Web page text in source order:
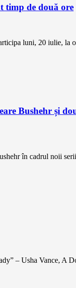
timp de două ore
luni, 20 iulie, la
Bushehr și
în cadrul noii
– Usha Vance, A